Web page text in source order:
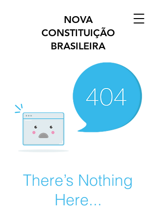
NOVA
CONSTITUIÇÃO
BRASILEIRA
There’s Nothing
Here...